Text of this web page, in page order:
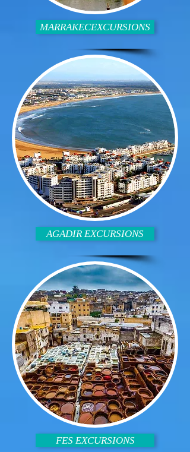
MARRAKECEXCURSIONS
AGADIR EXCURSIONS
FES EXCURSIONS